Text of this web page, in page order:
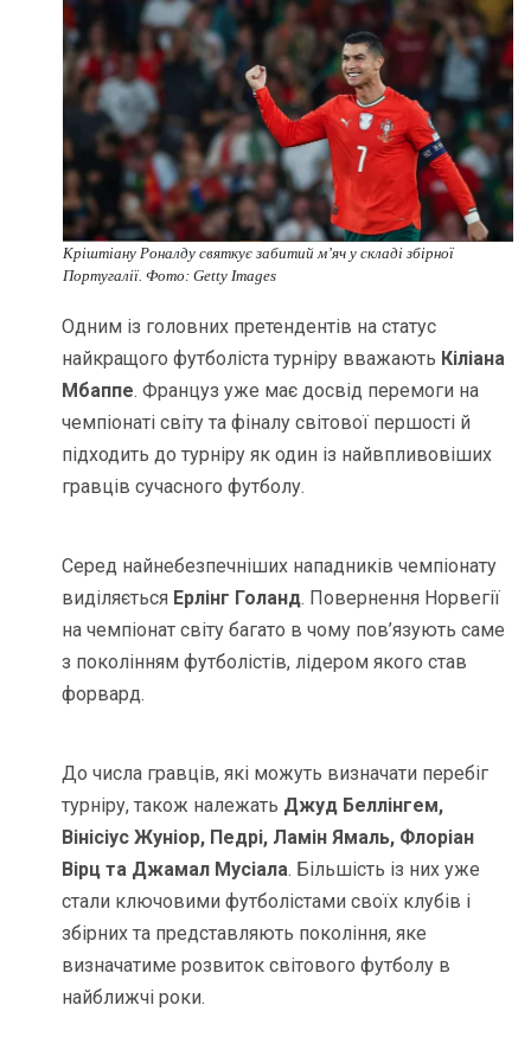
Кріштіану Роналду святкує забитий м’яч у складі збірної
Португалії. Фото: Getty Images
Одним із головних претендентів на статус
найкращого футболіста турніру вважають Кіліана
Мбаппе. Француз уже має досвід перемоги на
чемпіонаті світу та фіналу світової першості й
підходить до турніру як один із найвпливовіших
гравців сучасного футболу.
Серед найнебезпечніших нападників чемпіонату
виділяється Ерлінг Голанд. Повернення Норвегії
на чемпіонат світу багато в чому пов’язують саме
з поколінням футболістів, лідером якого став
форвард.
До числа гравців, які можуть визначати перебіг
турніру, також належать Джуд Беллінгем,
Вінісіус Жуніор, Педрі, Ламін Ямаль, Флоріан
Вірц та Джамал Мусіала. Більшість із них уже
стали ключовими футболістами своїх клубів і
збірних та представляють покоління, яке
визначатиме розвиток світового футболу в
найближчі роки.